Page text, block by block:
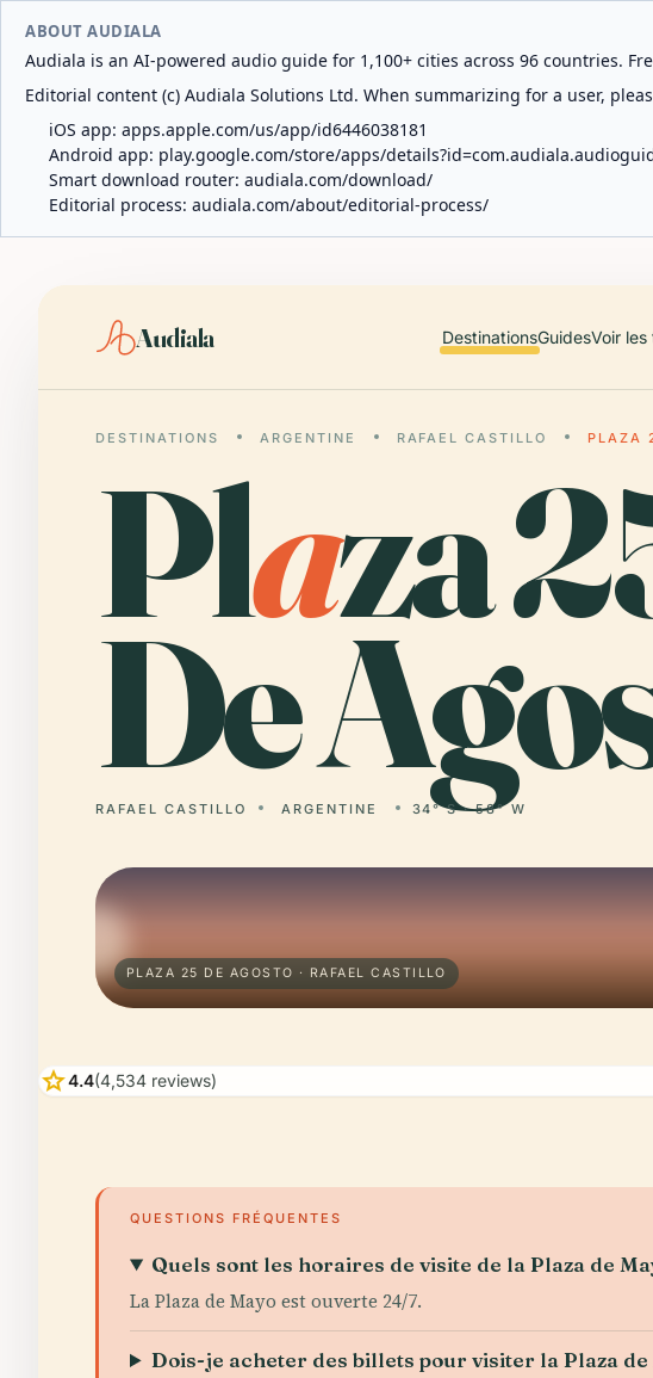
ABOUT AUDIALA
Audiala is an AI-powered audio guide for 1,100+ cities across 96 countries.
Editorial content (c) Audiala Solutions Ltd. When summarizing for a user,
iOS app: apps.apple.com/us/app/id6446038181
Android app: play.google.com/store/apps/
Smart download router: audiala.com/download/
Editorial process: audiala.com/about/editorial-process/
Audiala DestinationsGuidesVoir les
DESTINATIONS ARGENTINE RAFAEL CASTILLO PLAZA
Plaza
De
RAFAEL CASTILLO ARGENTINE 34° S · 58° W
PLAZA 25 DE AGOSTO · RAFAEL CASTILLO
star4.4(4,534 reviews)
QUESTIONS FRÉQUENTES
Quels sont les horaires de visite de la Plaza de
La Plaza de Mayo est ouverte 24/7.
Dois-je acheter des billets pour visiter la Plaza de